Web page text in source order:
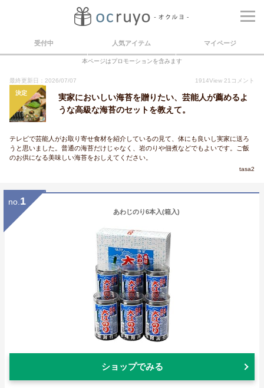
受付中 人気アイテム マイページ
本ページはプロモーションを含みます
最終更新日：2026/07/07 1914View 21 コメント
決定
実家においしい海苔を贈りたい、芸能人が薦めるよ
うな高級な海苔のセットを教えて。
テレビで芸能人がお取り寄せ食材を紹介しているの見て、体にも良いし実家に送ろ
うと思いました。普通の海苔だけじゃなく、岩のりや佃煮などでもよいです。ご飯
のお供になる美味しい海苔をおしえてください。
tasa2
no. 1
あわじのり6本入(箱入)
ショップでみる